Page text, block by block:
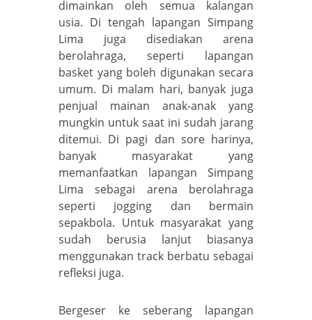
dimainkan oleh semua kalangan
usia. Di tengah lapangan Simpang
Lima juga disediakan arena
berolahraga, seperti lapangan
basket yang boleh digunakan secara
umum. Di malam hari, banyak juga
penjual mainan anak-anak yang
mungkin untuk saat ini sudah jarang
ditemui. Di pagi dan sore harinya,
banyak masyarakat yang
memanfaatkan lapangan Simpang
Lima sebagai arena berolahraga
seperti jogging dan bermain
sepakbola. Untuk masyarakat yang
sudah berusia lanjut biasanya
menggunakan track berbatu sebagai
refleksi juga.
Bergeser ke seberang lapangan